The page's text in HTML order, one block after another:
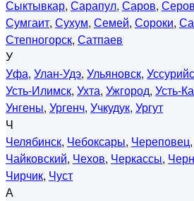
Сыктывкар, Сарапул, Саров, Серов
Сумгаит, Сухум, Семей, Сороки,
Степногорск, Сатпаев
У
Уфа, Улан-Удэ, Ульяновск,
Усть-Илимск, Ухта, Ужгород, Усть-
Унгены, Ургенч, Учкудук, Ургут
Ч
Челябинск, Чебоксары, Череповец,
Чайковский, Чехов, Черкассы,
Чирчик, Чуст
А